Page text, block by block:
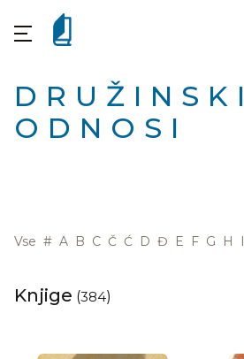
DRUŽINSKI
ODNOSI
Vse # A B C Č Ć D Đ E F G H I
Knjige (384)